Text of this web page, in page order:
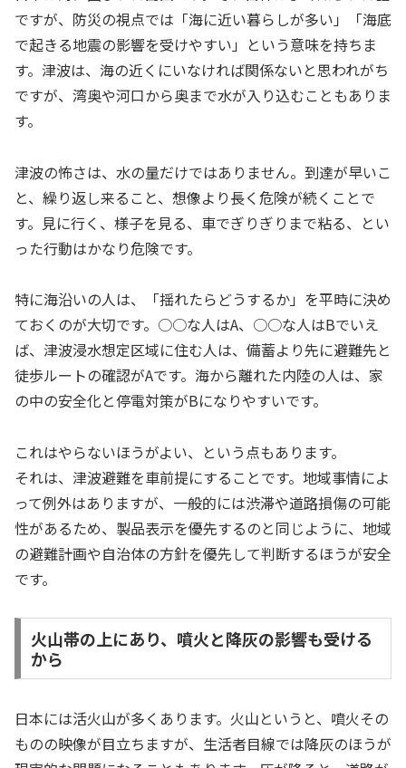
ですが、防災の視点では「海に近い暮らしが多い」「海底
で起きる地震の影響を受けやすい」という意味を持ちま
す。津波は、海の近くにいなければ関係ないと思われがち
ですが、湾奥や河口から奥まで水が入り込むこともありま
す。
津波の怖さは、水の量だけではありません。到達が早いこ
と、繰り返し来ること、想像より長く危険が続くことで
す。見に行く、様子を見る、車でぎりぎりまで粘る、とい
った行動はかなり危険です。
特に海沿いの人は、「揺れたらどうするか」を平時に決め
ておくのが大切です。○○な人はA、○○な人はBでいえ
ば、津波浸水想定区域に住む人は、備蓄より先に避難先と
徒歩ルートの確認がAです。海から離れた内陸の人は、家
の中の安全化と停電対策がBになりやすいです。
これはやらないほうがよい、という点もあります。
それは、津波避難を車前提にすることです。地域事情によ
って例外はありますが、一般的には渋滞や道路損傷の可能
性があるため、製品表示を優先するのと同じように、地域
の避難計画や自治体の方針を優先して判断するほうが安全
です。
火山帯の上にあり、噴火と降灰の影響も受ける
から
日本には活火山が多くあります。火山というと、噴火その
ものの映像が目立ちますが、生活者目線では降灰のほうが